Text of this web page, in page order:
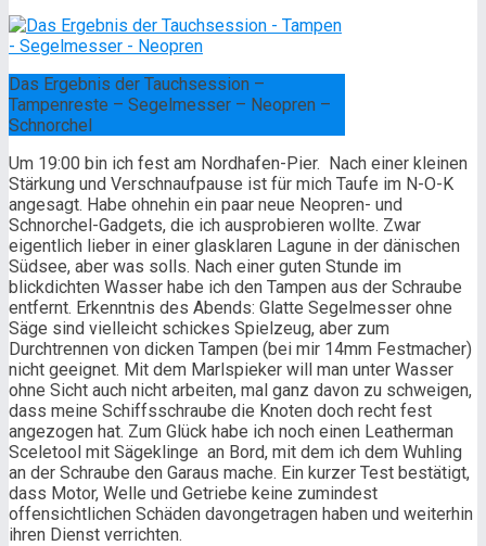
Das Ergebnis der Tauchsession –
Tampenreste – Segelmesser – Neopren –
Schnorchel
Um 19:00 bin ich fest am Nordhafen-Pier. Nach einer kleinen
Stärkung und Verschnaufpause ist für mich Taufe im N-O-K
angesagt. Habe ohnehin ein paar neue Neopren- und
Schnorchel-Gadgets, die ich ausprobieren wollte. Zwar
eigentlich lieber in einer glasklaren Lagune in der dänischen
Südsee, aber was solls. Nach einer guten Stunde im
blickdichten Wasser habe ich den Tampen aus der Schraube
entfernt. Erkenntnis des Abends: Glatte Segelmesser ohne
Säge sind vielleicht schickes Spielzeug, aber zum
Durchtrennen von dicken Tampen (bei mir 14mm Festmacher)
nicht geeignet. Mit dem Marlspieker will man unter Wasser
ohne Sicht auch nicht arbeiten, mal ganz davon zu schweigen,
dass meine Schiffsschraube die Knoten doch recht fest
angezogen hat. Zum Glück habe ich noch einen Leatherman
Sceletool mit Sägeklinge an Bord, mit dem ich dem Wuhling
an der Schraube den Garaus mache. Ein kurzer Test bestätigt,
dass Motor, Welle und Getriebe keine zumindest
offensichtlichen Schäden davongetragen haben und weiterhin
ihren Dienst verrichten.